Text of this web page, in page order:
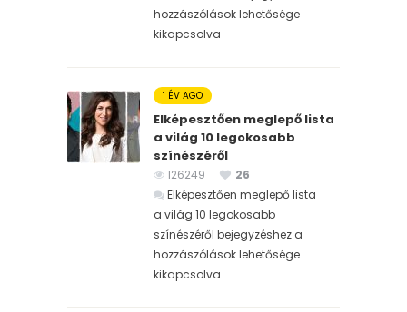
hozzászólások lehetősége
kikapcsolva
1 ÉV AGO
Elképesztően meglepő lista
a világ 10 legokosabb
színészéről
126249
26
Elképesztően meglepő lista
a világ 10 legokosabb
színészéről bejegyzéshez a
hozzászólások lehetősége
kikapcsolva